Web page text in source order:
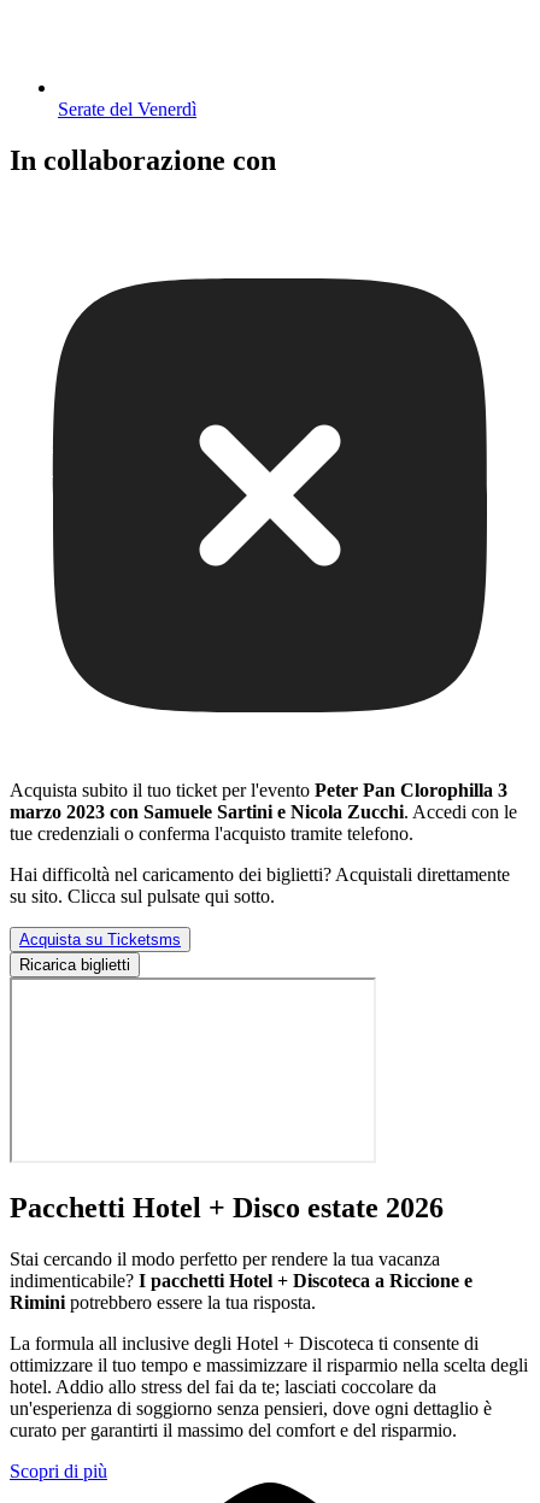
Serate del Venerdì
In collaborazione con
Acquista subito il tuo ticket per l'evento Peter Pan Clorophilla 3
marzo 2023 con Samuele Sartini e Nicola Zucchi. Accedi con le
tue credenziali o conferma l'acquisto tramite telefono.
Hai difficoltà nel caricamento dei biglietti? Acquistali direttamente
su sito. Clicca sul pulsate qui sotto.
Acquista su Ticketsms
Ricarica biglietti
Pacchetti Hotel + Disco estate 2026
Stai cercando il modo perfetto per rendere la tua vacanza
indimenticabile? I pacchetti Hotel + Discoteca a Riccione e
Rimini potrebbero essere la tua risposta.
La formula all inclusive degli Hotel + Discoteca ti consente di
ottimizzare il tuo tempo e massimizzare il risparmio nella scelta degli
hotel. Addio allo stress del fai da te; lasciati coccolare da
un'esperienza di soggiorno senza pensieri, dove ogni dettaglio è
curato per garantirti il massimo del comfort e del risparmio.
Scopri di più